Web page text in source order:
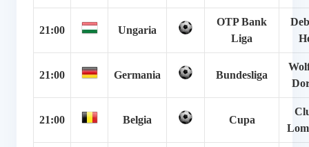
21:00 Ungaria
OTP Bank
Liga
21:00 Germania Bundesliga
21:00 Belgia Cupa